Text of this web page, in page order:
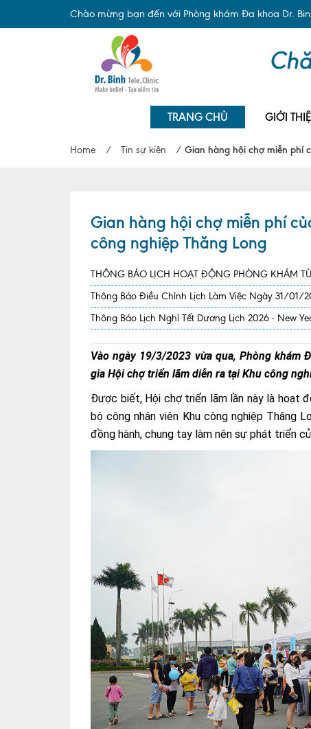
Chào mừng bạn đến với Phòng khám Đa khoa Dr.
TRANG CHỦ GIỚI
Home / Tin sự kiện / Gian hàng hội chợ miễn phí
Gian hàng hội chợ miễn phí
công nghiệp Thăng Long
THÔNG BÁO LỊCH HOẠT ĐỘNG PHÒNG KHÁM
Thông Báo Điều Chỉnh Lịch Làm Việc Ngày 31/01/
Thông Báo Lịch Nghỉ Tết Dương Lịch 2026 - New
Vào ngày 19/3/2023 vừa qua, Phòng khám
gia Hội chợ triển lãm diễn ra tại Khu công
Được biết, Hội chợ triển lãm lần này là hoạt
bộ công nhân viên Khu công nghiệp Thăng
đồng hành, chung tay làm nên sự phát triển